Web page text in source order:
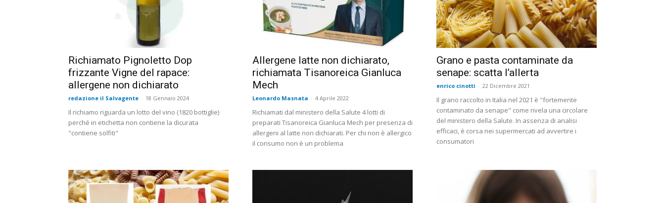
Richiamato Pignoletto Dop
frizzante Vigne del rapace:
allergene non dichiarato
redazione il Salvagente - 18 Gennaio 2024
Il richiamo riguarda un lotto del vino (1820 bottiglie)
perché in etichetta non contiene la dicurata
"contiene solfiti"
Allergene latte non dichiarato,
richiamata Tisanoreica Gianluca
Mech
Leonardo Masnata - 4 Aprile 2022
Richiamati dal ministero della Salute 4 lotti di
preparati Tisanoreica Gianluca Mech per presenza di
allergeni al latte non dichiarati. Per chi non è allergico
il consumo non è un problema
Grano e pasta contaminate da
senape: scatta l’allerta
enrico cinotti - 22 Dicembre 2021
Il grano raccolto in Italia nel 2021 è "fortemente
contaminato da senape" come rivela una circolare
del ministero della Salute. In assenza di analisi
efficaci, è corsa nei supermercati ad avvertire i
consumatori